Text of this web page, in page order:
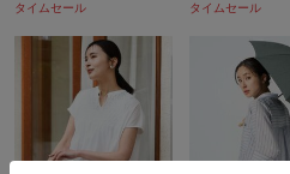
伸縮性：ややあり
光沢感：ややあり
生地の厚さ：薄手
ケア方法：洗える
ーーーーーーーーーーーーーーー
着用シーズン
タイムセール タイムセール